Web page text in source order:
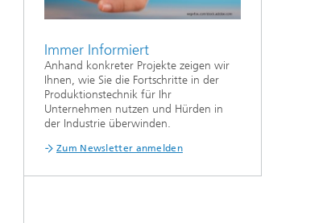
Immer Informiert
Anhand konkreter Projekte zeigen wir
Ihnen, wie Sie die Fortschritte in der
Produktionstechnik für Ihr
Unternehmen nutzen und Hürden in
der Industrie überwinden.
Zum Newsletter anmelden